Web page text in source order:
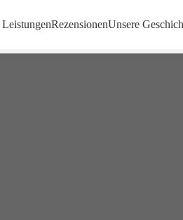
LeistungenRezensionenUnsere